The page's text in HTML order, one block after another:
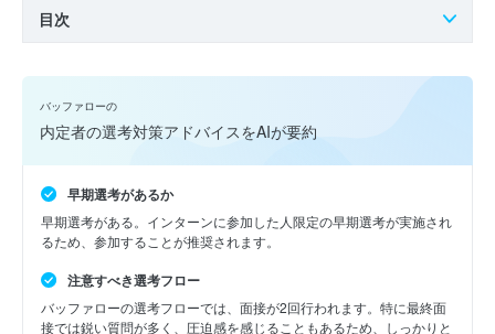
目次
バッファローの
内定者の選考対策アドバイスをAIが要約
早期選考があるか
早期選考がある。インターンに参加した人限定の早期選考が実施され
るため、参加することが推奨されます。
注意すべき選考フロー
バッファローの選考フローでは、面接が2回行われます。特に最終面
接では鋭い質問が多く、圧迫感を感じることもあるため、しっかりと